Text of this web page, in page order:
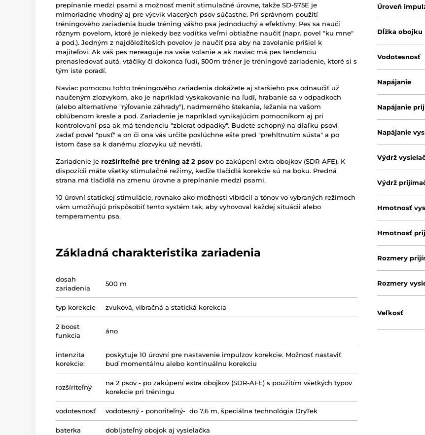
prepínanie medzi psami a možnosť meniť stimulačné úrovne, takže SD-575E je
mimoriadne vhodný aj pre výcvik viacerých psov súčastne. Pri správnom použití
tréningového zariadenia bude tréning vášho psa jednoduchý a efektívny. Pes sa naučí
rôznym povelom, ktoré je niekedy bez vodítka veľmi obtiažne naučiť (napr. povel "ku mne"
a pod.). Jedným z najdôležiteších povelov je naučiť psa aby na zavolanie prišiel k
majiteľovi. Ak váš pes nereaguje na vaše volanie a ak naviac má pes tendenciu
prenasledovať autá, vtáčiky či dokonca ľudí, 500m tréner je tréningové zariadenie, ktoré si s
tým iste poradí.
Naviac pomocou tohto tréningového zariadenia dokážete aj staršieho psa odnaučiť už
naučeným zlozvykom, ako je napríklad vyskakovanie na ľudí, hrabanie sa v odpadkoch
(alebo alternatívne "rýľovanie záhrady"), nadmerného štekania, ležania na vašom
oblúbenom kresle a pod. Zariadenie je napríklad vynikajúcim pomocníkom aj pri
kontrolovaní psa ak má tendenciu "zbierať odpadky". Budete schopný na diaľku psovi
zadať povel "pusť" a on či ona vás určite poslúchne ešte pred "prehltnutím sústa" a po
istom čase sa k danému zlozvyku už nevráti.
Zariadenie je rozšíriteľné pre tréning až 2 psov po zakúpení extra obojkov (SDR-AFE). K
dispozícii máte všetky stimulačné režimy, keďže tlačidlá korekcie sú na boku. Predná
strana má tlačidlá na zmenu úrovne a prepínanie medzi psami.
10 úrovní statickej stimulácie, rovnako ako možnosti vibrácií a tónov vo vybraných režimoch
vám umožňujú prispôsobiť tento systém tak, aby vyhovoval každej situácii alebo
temperamentu psa.
Základná charakteristika zariadenia
dosah
zariadenia
500 m
typ korekcie zvuková, vibračná a statická korekcia
2 boost
funkcia
áno
intenzita
korekcie:
poskytuje 10 úrovní pre nastavenie impulzov korekcie. Možnosť nastaviť
buď momentálnu alebo kontinuálnu korekciu
rozšíriteľný
na 2 psov - po zakúpení extra obojkov (SDR-AFE) s použitím všetkých typov
korekcie pri tréningu
vodotesnosť vodotesný - ponoriteľný- do 7,6 m, špeciálna technológia DryTek
baterka dobíjateľný obojok aj vysielačka
Úroveň
Dĺžka obojku
Vodotesnosť
Napájanie
Napájanie
Napájanie
Výdrž
Výdrž
Hmotnosť
Hmotnosť
Rozmery
Rozmery
Veľkosť